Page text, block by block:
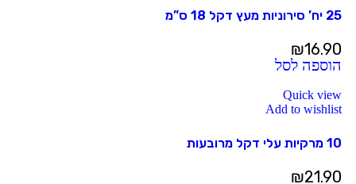
25 יח’ סירוניות מעץ דקל 18 ס”מ
₪16.90
הוספה לסל
Quick view
Add to wishlist
10 מרקיות עלי דקל מרובעות
₪21.90